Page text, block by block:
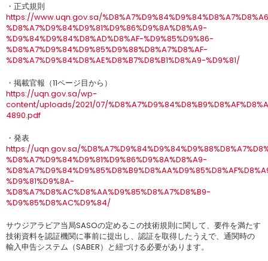
・正式規則
https://www.uqn.gov.sa/
%D8%A7%D9%84%D9%81%D9%86%D9%8A%D8%A9-
%D9%84%D9%84%D8%AD%D8%AF-%D9%85%D9%86-
%D8%A7%D9%84%D9%85%D9%88%D8%A7%D8%AF-
%D8%A7%D9%84%D8%AE%D8%B7%D8%B1%D8%A9-%D9%81/
・掲載官報（11ページ目から）
https://uqn.gov.sa/wp-
content/uploads/2021/07/
4890.pdf
・発表
https://uqn.gov.sa/
%D8%A7%D9%84%D9%81%D9%86%D9%8A%D8%A9-
%D9%81%D9%8A-
%D8%A7%D8%AC%D8%AA%D9%85%D8%A7%D8%B9-
%D9%85%D8%AC%D9%84/
サウジアラビア当局SASOの定めるこの技術規則に関して、要件を満たす
技術資料を認証機関に事前に提出し、認証を取得したうえで、通関時の
輸入申告システム（SABER）と紐づける必要があります。